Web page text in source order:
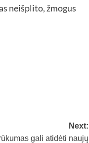
neišplito, žmogus
Next:
gali atidėti naujų